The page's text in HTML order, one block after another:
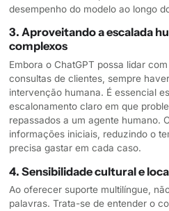
desempenho do modelo ao longo
3. Aproveitando a escalada
complexos
Embora o ChatGPT possa lidar
consultas de clientes, sempre
intervenção humana. É essencial
escalonamento claro em que
repassados a um agente humano.
informações iniciais, reduzindo o
precisa gastar em cada caso.
4. Sensibilidade cultural e
Ao oferecer suporte multilíngue,
palavras. Trata-se de entender o